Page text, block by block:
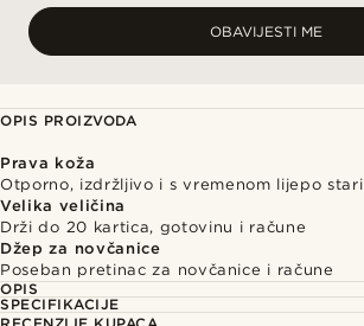
OBAVIJESTI ME
OPIS PROIZVODA
Prava koža
Otporno, izdržljivo i s vremenom lijepo stari
Velika veličina
Drži do 20 kartica, gotovinu i račune
Džep za novčanice
Poseban pretinac za novčanice i račune
OPIS
SPECIFIKACIJE